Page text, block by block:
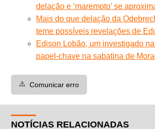
delação e ‘maremoto’ se
Mais do que delação da
teme possíveis revelações de
Edison Lobão, um investigado
papel-chave na sabatina de
⚠️ Comunicar erro
NOTÍCIAS RELACIONADAS